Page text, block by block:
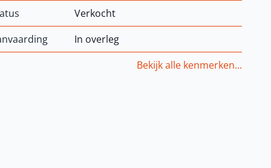
Verkocht
In overleg
Bekijk alle kenmerken...